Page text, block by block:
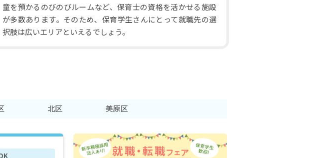
童を預かるのびのびルームなど、保育士の資格を活かせる施設
が多数あります。そのため、保育学生さんにとって就職先の選
択肢は広いエリアといえるでしょう。
北区 美原区